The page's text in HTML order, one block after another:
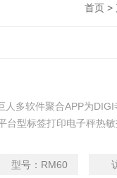
首页 >
人多软件聚合APP为
台型标签打印电子秤热敏
型号： RM60